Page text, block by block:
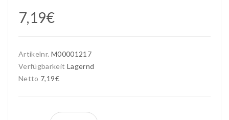
7,19€
Artikelnr. M00001217
Verfügbarkeit Lagernd
Netto 7,19€